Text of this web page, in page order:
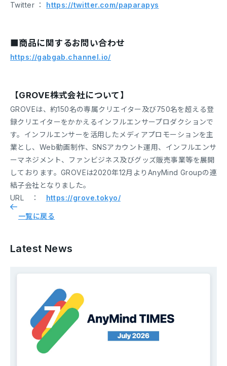
Twitter ： https://twitter.com/paparapys
■商品に関するお問い合わせ
https://gabgab.channel.io/
【GROVE株式会社について】
GROVEは、約150名の専属クリエイター及び750名を超える登
録クリエイターをかかえるインフルエンサープロダクションで
す。インフルエンサーを活用したメディアプロモーションを主
業とし、Web動画制作、SNSアカウント運用、インフルエンサ
ーマネジメント、ファンビジネス及びグッズ販売事業等を展開
しております。GROVEは2020年12月よりAnyMind Groupの連
結子会社となりました。
URL ： https://grove.tokyo/
一覧に戻る
Latest News